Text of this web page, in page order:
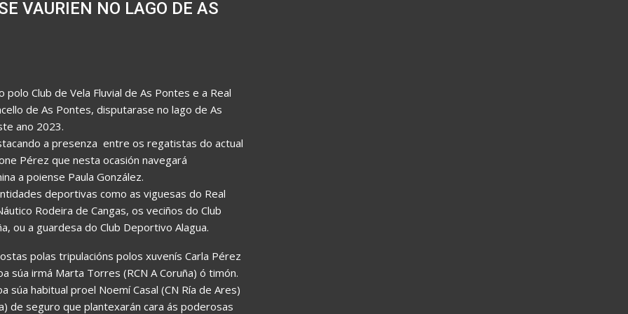
VAURIEN NO LAGO DE AS
Club de Vela Fluvial de As Pontes e a Real
de As Pontes, disputarase no lago de As
ano 2023.
a presenza entre os regatistas do actual
Pérez que nesta ocasión navegará
a poiense Paula González.
deportivas como as viguesas do Real
Rodeira de Cangas, os veciños do Club
ou a guardesa do Club Deportivo Alagua.
polas tripulacións polos xuvenís Carla Pérez
súa irmá Marta Torres (RCN A Coruña) ó timón.
súa habitual proel Noemí Casal (CN Ría de Ares)
de seguro que plantexarán cara ás poderosas